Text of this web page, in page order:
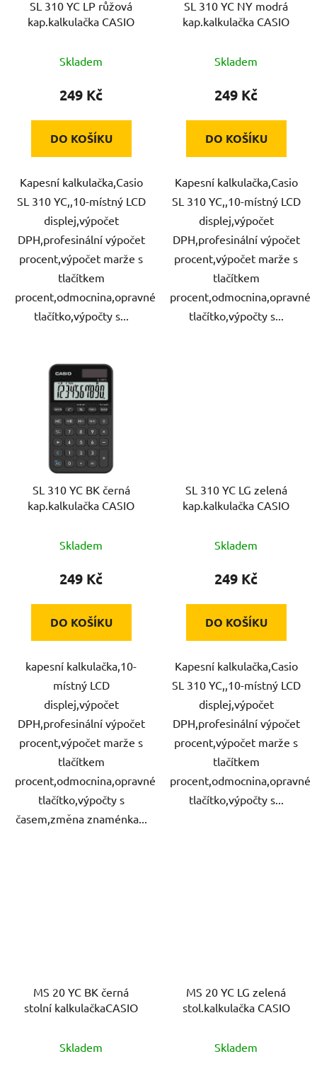
SL 310 YC LP růžová
kap.kalkulačka CASIO
Skladem
249 Kč
DO KOŠÍKU
Kapesní kalkulačka,Casio
SL 310 YC,,10-místný LCD
displej,výpočet
DPH,profesinální výpočet
procent,výpočet marže s
tlačítkem
procent,odmocnina,opravné
tlačítko,výpočty s...
SL 310 YC NY modrá
kap.kalkulačka CASIO
Skladem
249 Kč
DO KOŠÍKU
Kapesní kalkulačka,Casio
SL 310 YC,,10-místný LCD
displej,výpočet
DPH,profesinální výpočet
procent,výpočet marže s
tlačítkem
procent,odmocnina,opravné
tlačítko,výpočty s...
SL 310 YC BK černá
kap.kalkulačka CASIO
Skladem
249 Kč
DO KOŠÍKU
kapesní kalkulačka,10-
místný LCD
displej,výpočet
DPH,profesinální výpočet
procent,výpočet marže s
tlačítkem
procent,odmocnina,opravné
tlačítko,výpočty s
časem,změna znaménka...
SL 310 YC LG zelená
kap.kalkulačka CASIO
Skladem
249 Kč
DO KOŠÍKU
Kapesní kalkulačka,Casio
SL 310 YC,,10-místný LCD
displej,výpočet
DPH,profesinální výpočet
procent,výpočet marže s
tlačítkem
procent,odmocnina,opravné
tlačítko,výpočty s...
MS 20 YC BK černá
stolní kalkulačkaCASIO
Skladem
MS 20 YC LG zelená
stol.kalkulačka CASIO
Skladem